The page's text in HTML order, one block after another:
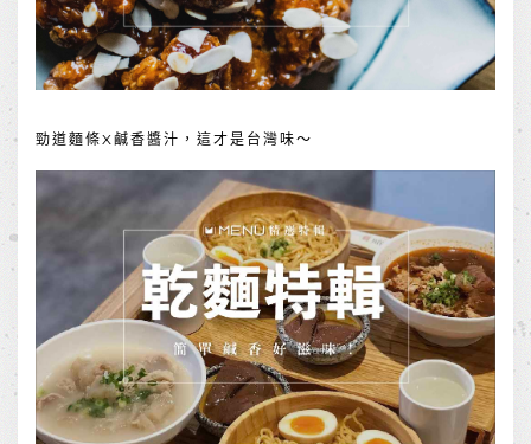
勁道麵條X鹹香醬汁，這才是台灣味～